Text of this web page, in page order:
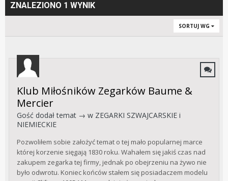
ZNALEZIONO 1 WYNIK
SORTUJ WG
Klub Miłośników Zegarków Baume &
Mercier
Gość dodał temat → w ZEGARKI SZWAJCARSKIE i
NIEMIECKIE
Pozwoliłem sobie założyć temat o tej mało popularnej marce
której korzenie sięgają 1830 roku. Wahałem się jakiś czas nad
zakupem zegarka tej firmy, jednak po obejrzeniu na żywo nie
było odwrotu. Koniec końców stałem się posiadaczem modelu